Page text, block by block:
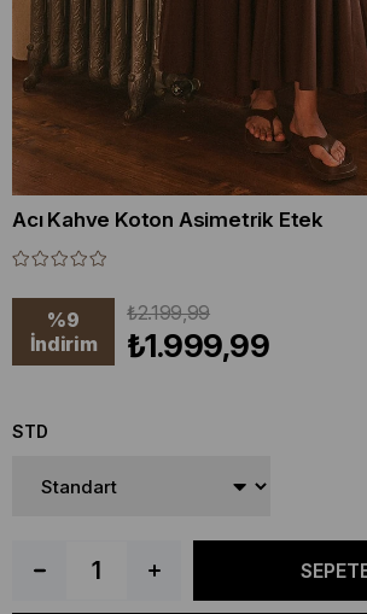
Acı Kahve Koton Asimetrik Etek
%9
İndirim
₺2.199,99
₺1.999,99
STD